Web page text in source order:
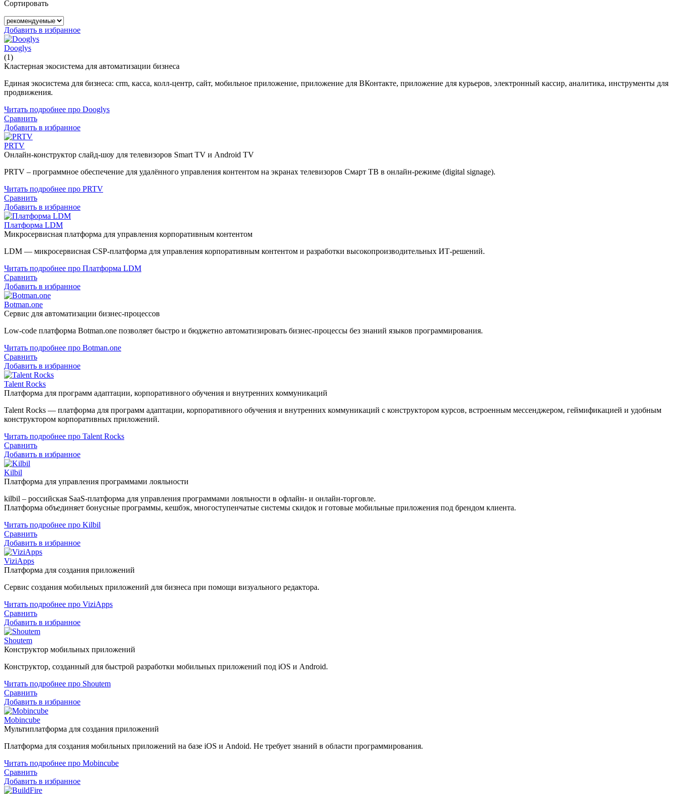
Сортировать
Добавить в избранное
Dooglys
(1)
Кластерная экосистема для автоматизации бизнеса
Единая экосистема для бизнеса: crm, касса, колл-центр, сайт, мобильное приложение, приложение для ВКонтакте, приложение для курьеров, электронный кассир, аналитика, инструменты для
продвижения.
Читать подробнее про Dooglys
Сравнить
Добавить в избранное
PRTV
Онлайн-конструктор слайд-шоу для телевизоров Smart TV и Android TV
PRTV – программное обеспечение для удалённого управления контентом на экранах телевизоров Смарт ТВ в онлайн-режиме (digital signage).
Читать подробнее про PRTV
Сравнить
Добавить в избранное
Платформа LDM
Микросервисная платформа для управления корпоративным контентом
LDM — микросервисная CSP-платформа для управления корпоративным контентом и разработки высокопроизводительных ИТ-решений.
Читать подробнее про Платформа LDM
Сравнить
Добавить в избранное
Botman.one
Сервис для автоматизации бизнес-процессов
Low-code платформа Botman.one позволяет быстро и бюджетно автоматизировать бизнес-процессы без знаний языков программирования.
Читать подробнее про Botman.one
Сравнить
Добавить в избранное
Talent Rocks
Платформа для программ адаптации, корпоративного обучения и внутренних коммуникаций
Talent Rocks — платформа для программ адаптации, корпоративного обучения и внутренних коммуникаций с конструктором курсов, встроенным мессенджером, геймификацией и удобным
конструктором корпоративных приложений.
Читать подробнее про Talent Rocks
Сравнить
Добавить в избранное
Kilbil
Платформа для управления программами лояльности
kilbil – российская SaaS-платформа для управления программами лояльности в офлайн‑ и онлайн‑торговле.
Платформа объединяет бонусные программы, кешбэк, многоступенчатые системы скидок и готовые мобильные приложения под брендом клиента.
Читать подробнее про Kilbil
Сравнить
Добавить в избранное
ViziApps
Платформа для создания приложений
Сервис создания мобильных приложений для бизнеса при помощи визуального редактора.
Читать подробнее про ViziApps
Сравнить
Добавить в избранное
Shoutem
Конструктор мобильных приложений
Конструктор, созданный для быстрой разработки мобильных приложений под iOS и Android.
Читать подробнее про Shoutem
Сравнить
Добавить в избранное
Mobincube
Мультиплатформа для создания приложений
Платформа для создания мобильных приложений на базе iOS и Andoid. Не требует знаний в области программирования.
Читать подробнее про Mobincube
Сравнить
Добавить в избранное